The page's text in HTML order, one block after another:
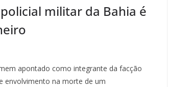
militar da Bahia é
apontado como integrante da facção
envolvimento na morte de um